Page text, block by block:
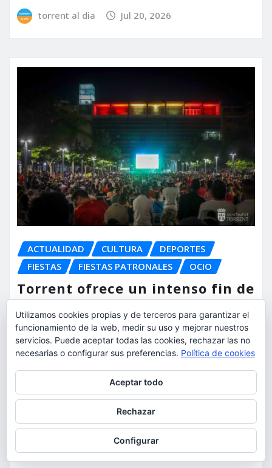
torrent al dia Jul 20, 2026
ACTUALIDAD CULTURA
DEPORTES
FIESTAS
FIESTAS PATRONALES OCIO
Torrent ofrece un intenso fin de
semana con deporte, cultura,
música y tradición para todos
los públicos
Deja un comentario
Utilizamos cookies propias y de terceros para garantizar el
funcionamiento de la web, medir su uso y mejorar nuestros
servicios. Puede aceptar todas las cookies, rechazar las no
necesarias o configurar sus preferencias. Política de cookies
Aceptar todo
Rechazar
Configurar
Para obtener más información, incluido cómo gestionar las cookies,